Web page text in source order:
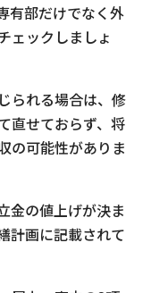
有部だけでなく外
ェックしましょ
られる場合は、修
直せておらず、将
の可能性がありま
金の値上げが決ま
計画に記載されて